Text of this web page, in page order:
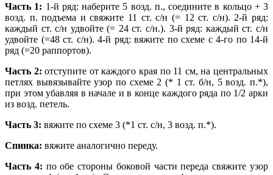
Часть 1: 1-й ряд: наберите 5 возд. п., соедините в кольцо + 3
возд. п. подъема и свяжите 11 ст. с/н (= 12 ст. с/н). 2-й ряд:
каждый ст. с/н удвойте (= 24 ст. с/н.). 3-й ряд: каждый ст. с/н
удвойте (=48 ст. с/н). 4-й ряд: вяжите по схеме с 4-го по 14-й
ряд (=20 раппортов).
Часть 2: отступите от каждого края по 11 см, на центральных
петлях вывязывайте узор по схеме 2 (* 1 ст. б/н, 5 возд. п.*),
при этом убавляя в начале и в конце каждого ряда по 1/2 арки
из возд. петель.
Часть 3: вяжите по схеме 3 (*1 ст. с/н, 3 возд. п.*).
Спинка: вяжите аналогично переду.
Часть 4: по обе стороны боковой части переда свяжите узор